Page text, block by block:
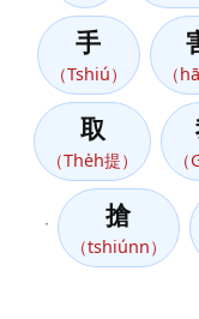
手
（Tshiú） （
取
（The̍h提）
搶
（tshiúnn）